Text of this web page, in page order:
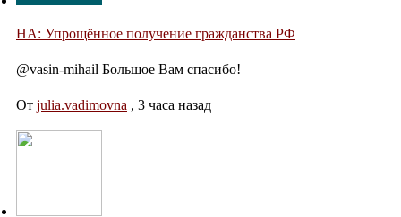
НА: Упрощённое получение гражданства РФ
@vasin-mihail Большое Вам спасибо!
От julia.vadimovna , 3 часа назад